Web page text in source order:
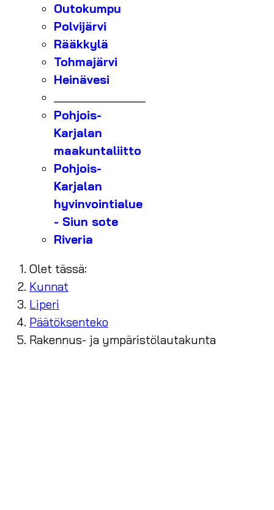
Outokumpu
Polvijärvi
Rääkkylä
Tohmajärvi
Heinävesi
Pohjois-
Karjalan
maakuntaliitto
Pohjois-
Karjalan
hyvinvointialue
- Siun sote
Riveria
Olet tässä:
Kunnat
Liperi
Päätöksenteko
Rakennus- ja ympäristölautakunta